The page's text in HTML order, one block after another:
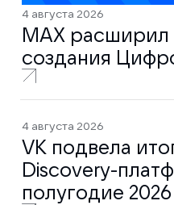
4 августа 2026
MAX
создания
4 августа 2026
VK подвела
Discovery-
полугодие